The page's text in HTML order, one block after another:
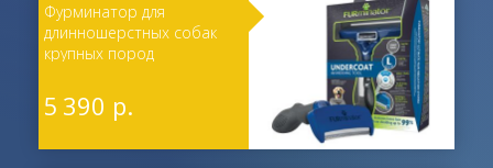
Фурминатор для
длинношерстных собак
крупных пород
5 390 р.